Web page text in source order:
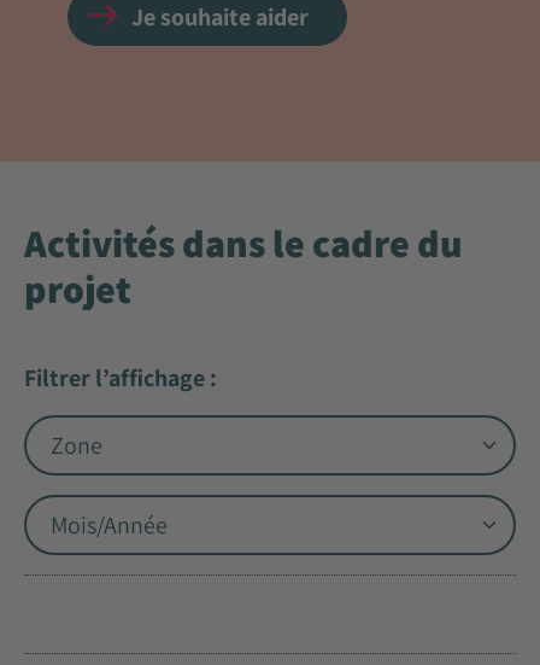
Je souhaite aider
Activités dans le cadre du
projet
Filtrer l’affichage :